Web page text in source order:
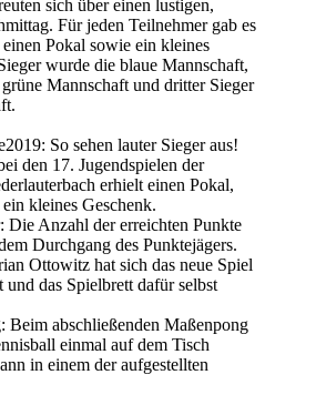
sich über einen lustigen,
Für jeden Teilnehmer gab es
Pokal sowie ein kleines
wurde die blaue Mannschaft,
Mannschaft und dritter Sieger
So sehen lauter Sieger aus!
den 17. Jugendspielen der
erhielt einen Pokal,
kleines Geschenk.
Anzahl der erreichten Punkte
Durchgang des Punktejägers.
hat sich das neue Spiel
und das Spielbrett dafür selbst
abschließenden Maßenpong
einmal auf dem Tisch
in einem der aufgestellten